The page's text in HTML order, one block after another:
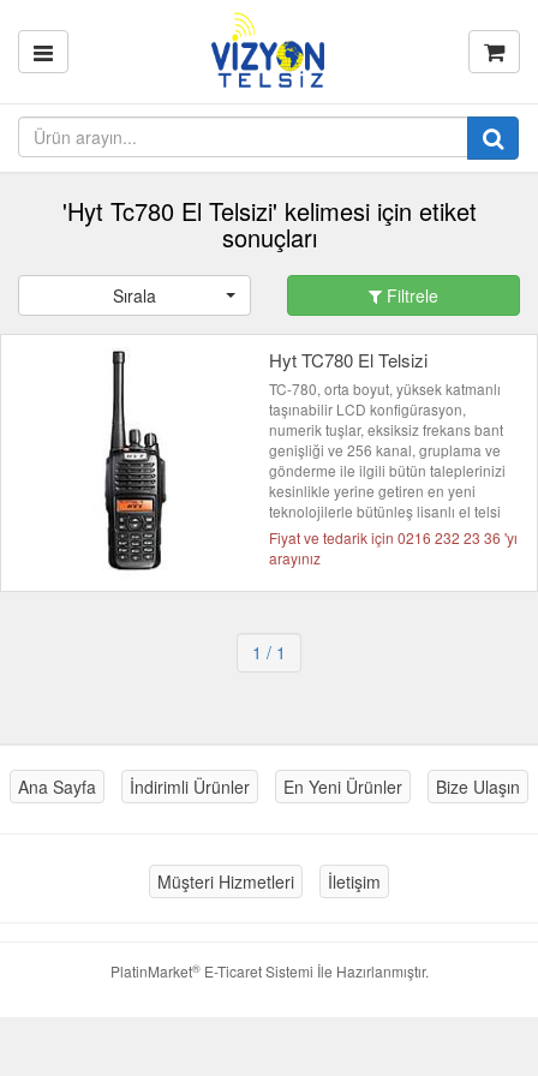
'Hyt Tc780 El Telsizi' kelimesi için etiket
sonuçları
Sırala Filtrele
Hyt TC780 El Telsizi
TC-780, orta boyut, yüksek katmanlı
taşınabilir LCD konfigürasyon,
numerik tuşlar, eksiksiz frekans bant
genişliği ve 256 kanal, gruplama ve
gönderme ile ilgili bütün taleplerinizi
kesinlikle yerine getiren en yeni
teknolojilerle bütünleş lisanlı el telsi
Fiyat ve tedarik için 0216 232 23 36 'yı
arayınız
1 / 1
Ana Sayfa İndirimli Ürünler En Yeni Ürünler Bize Ulaşın
Müşteri Hizmetleri İletişim
PlatinMarket®E-Ticaret Sistemi İle Hazırlanmıştır.